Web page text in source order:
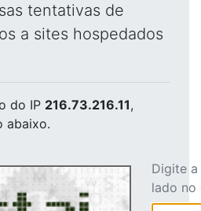
tentativas de
a sites hospedados
do IP 216.73.216.11,
abaixo.
Digite
lado no